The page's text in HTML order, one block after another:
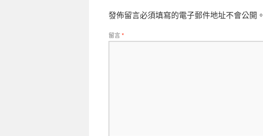
發佈留言必須填寫的電子郵件地址不會公開。
留言*